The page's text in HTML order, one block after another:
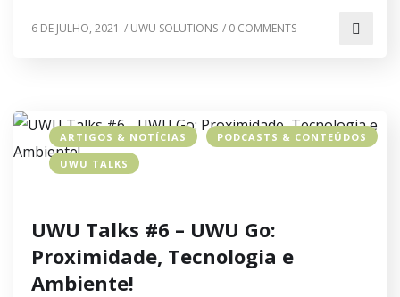
6 DE JULHO, 2021 / UWU SOLUTIONS / 0 COMMENTS
ARTIGOS & NOTÍCIAS
PODCASTS & CONTEÚDOS
UWU TALKS
UWU Talks #6 – UWU Go:
Proximidade, Tecnologia e
Ambiente!